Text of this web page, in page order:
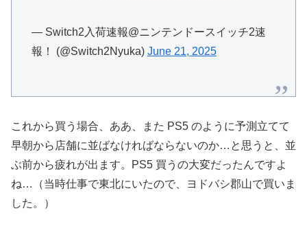
— Switch2入荷速報@ニンテンドースイッチ2速
報！ (@Switch2Nyuka) June 21, 2025
これから買う場合、ああ、また PS5 のように予測立てて
早朝から店舗に並ばなければならないのか…と思うと、並
ぶ前から疲れが出ます。PS5 買うの大変だったんですよ
ね…（当時仕事で東北にいたので、ヨドバシ郡山で買いま
した。）